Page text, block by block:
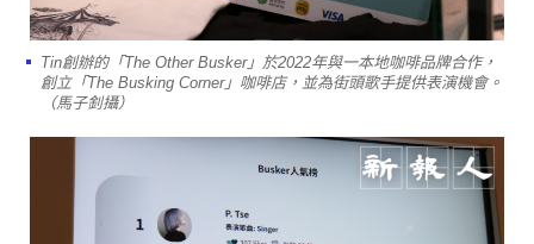
Tin創辦的「The Other Busker」於2022年與一本地咖啡品牌合作，
創立「The Busking Corner」咖啡店，並為街頭歌手提供表演機會。
（馬子釗攝）